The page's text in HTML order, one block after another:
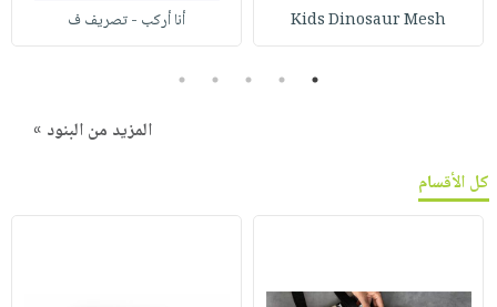
Kids Dinosaur Mesh أنا أركب - تصريف ف
1
2
3
4
5
المزيد من البنود »
كل الأقسام